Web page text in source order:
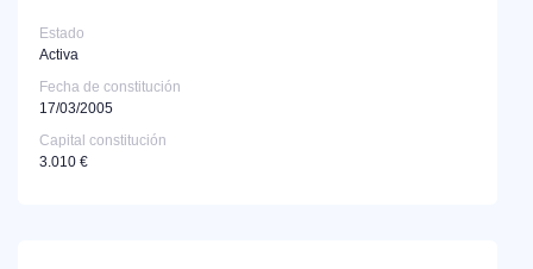
Estado
Activa
Fecha de constitución
17/03/2005
Capital constitución
3.010 €